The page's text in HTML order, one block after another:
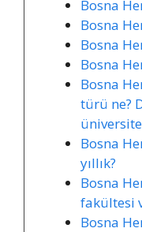
Bosna
Bosna
Bosna
Bosna
Bosna
türü ne?
Bosna
yıllık?
Bosna
fakültesi
Bosna